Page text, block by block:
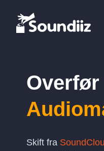
Overfør
Skift fra